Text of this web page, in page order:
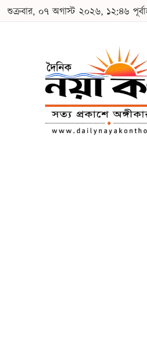
শুক্রবার, ০৭ অগাস্ট ২০২৬, ১২:৪৬